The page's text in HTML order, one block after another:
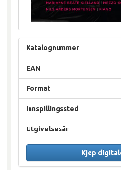
Katalognummer
EAN
Format
Innspillingssted
Utgivelsesår
Kjøp